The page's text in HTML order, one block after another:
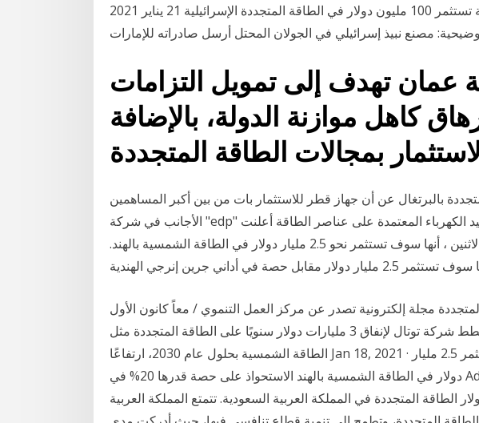
5‏‏/6‏‏/1442 بعد الهجرة شركة إماراتية تستثمر 100 مليون دولار في الطاقة المتجددة الإسرائيلية 21 يناير 2021
عمان تهدف إلى تمويل التزامات
كاهل موازنة الدولة، بالإضافة
بالبرتغال عن أن جهاز قطر للاستثمار بات من بين أكبر المساهمين
الأجانب في شركة "edp" البرتغالية الناشطة في قطاع توليد الكهرباء المعتمدة على عناصر الطاقة أعلنت
شركة 'توتال' الفرنسية، اليوم الاثنين ، أنها سوف تستثمر نحو 2.5 مليار دولار في الطاقة الشمسية بالهند.
في أداني جرين إنرجي الهندية
مجلة إلكترونية تصدر عن مركز العمل التنموي / معاً كانون الأول
2016 - العدد 90 (2016-12-01) تخطط شركة توتال لإنفاق 3 مليارات دولار سنويًا على الطاقة المتجددة مثل
الطاقة الشمسية بحلول عام 2030، ارتفاعًا Jan 18, 2021 · الطاقة المتجددة شركة توتال تستثمر 2.5 مليار
دولار في الطاقة الشمسية بالهند الاستحواذ على حصة قدرها 20% في Adani Green Energy الهندية للطاقة
2.5 مليار دولار الطاقة المتجددة في المملكة العربية السعودية. تتمتع المملكة العربية